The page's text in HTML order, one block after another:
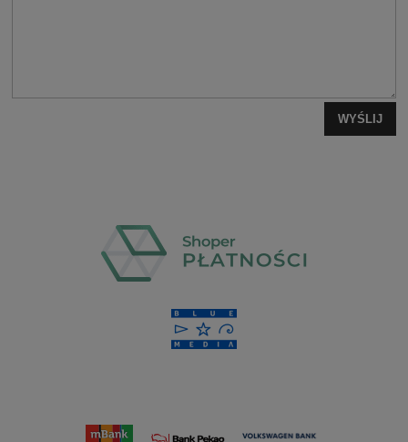
WYŚLIJ